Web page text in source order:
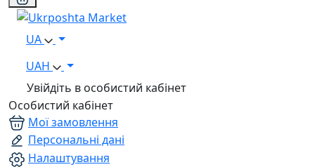
UA
UAH
Увійдіть в особистий кабінет
Особистий кабінет
Мої замовлення
Персональні дані
Налаштування